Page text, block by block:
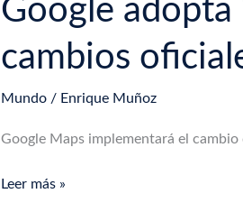
Google adopta
cambios
Mundo/ Enrique Muñoz
Google Maps implementará el
Leer más »